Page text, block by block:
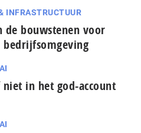
INFRASTRUCTUUR
de bouwstenen voor
niet in het god-account